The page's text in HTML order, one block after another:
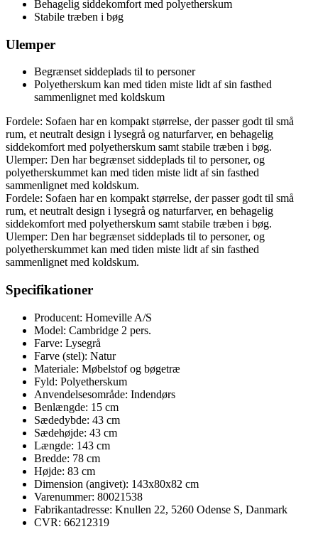
Behagelig siddekomfort med polyetherskum
Stabile træben i bøg
Ulemper
Begrænset siddeplads til to personer
Polyetherskum kan med tiden miste lidt af sin fasthed
sammenlignet med koldskum
Fordele: Sofaen har en kompakt størrelse, der passer godt til små
rum, et neutralt design i lysegrå og naturfarver, en behagelig
siddekomfort med polyetherskum samt stabile træben i bøg.
Ulemper: Den har begrænset siddeplads til to personer, og
polyetherskummet kan med tiden miste lidt af sin fasthed
sammenlignet med koldskum.
Fordele: Sofaen har en kompakt størrelse, der passer godt til små
rum, et neutralt design i lysegrå og naturfarver, en behagelig
siddekomfort med polyetherskum samt stabile træben i bøg.
Ulemper: Den har begrænset siddeplads til to personer, og
polyetherskummet kan med tiden miste lidt af sin fasthed
sammenlignet med koldskum.
Specifikationer
Producent: Homeville A/S
Model: Cambridge 2 pers.
Farve: Lysegrå
Farve (stel): Natur
Materiale: Møbelstof og bøgetræ
Fyld: Polyetherskum
Anvendelsesområde: Indendørs
Benlængde: 15 cm
Sædedybde: 43 cm
Sædehøjde: 43 cm
Længde: 143 cm
Bredde: 78 cm
Højde: 83 cm
Dimension (angivet): 143x80x82 cm
Varenummer: 80021538
Fabrikantadresse: Knullen 22, 5260 Odense S, Danmark
CVR: 66212319